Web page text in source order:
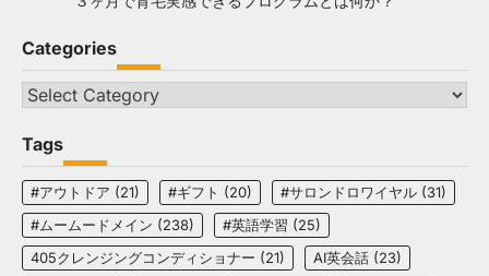
Categories
Categories
Tags
#アウトドア (21) #ギフト (20) #サロンドロワイヤル (31)
#ムームードメイン (238) #英語学習 (25)
405クレンジングコンディショナー (21) AI英会話 (23)